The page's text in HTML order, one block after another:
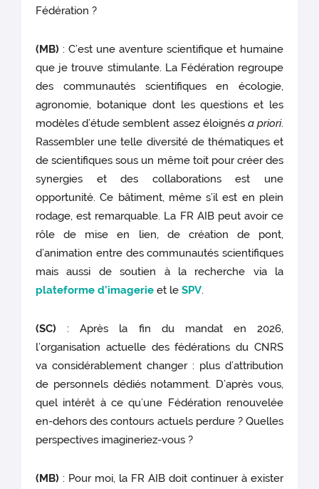
Fédération ?
(MB) : C’est une aventure scientifique et humaine
que je trouve stimulante. La Fédération regroupe
des communautés scientifiques en écologie,
agronomie, botanique dont les questions et les
modèles d’étude semblent assez éloignés a priori.
Rassembler une telle diversité de thématiques et
de scientifiques sous un même toit pour créer des
synergies et des collaborations est une
opportunité. Ce bâtiment, même s’il est en plein
rodage, est remarquable. La FR AIB peut avoir ce
rôle de mise en lien, de création de pont,
d’animation entre des communautés scientifiques
mais aussi de soutien à la recherche via la
plateforme d’imagerie et leSPV.
(SC) : Après la fin du mandat en 2026,
l’organisation actuelle des fédérations du CNRS
va considérablement changer : plus d’attribution
de personnels dédiés notamment. D’après vous,
quel intérêt à ce qu’une Fédération renouvelée
en-dehors des contours actuels perdure ? Quelles
perspectives imagineriez-vous ?
(MB) : Pour moi, la FR AIB doit continuer à exister